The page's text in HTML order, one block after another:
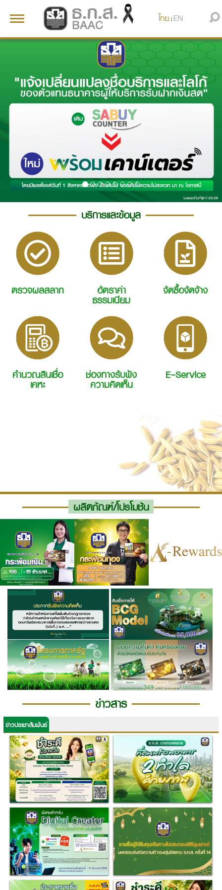
Toggle
ไทย | EN
บริการและข้อมูล
ตรวจผลสลาก อัตราค่า
ธรรมเนียม
จัดซื้อจัดจ้าง
คำนวณสินเชื่อ
เคหะ
ช่องทางรับฟัง
ความคิดเห็น
E-Service
ผลิตภัณฑ์/โปรโมชัน
ข่าวสาร
ข่าวประชาสัมพันธ์